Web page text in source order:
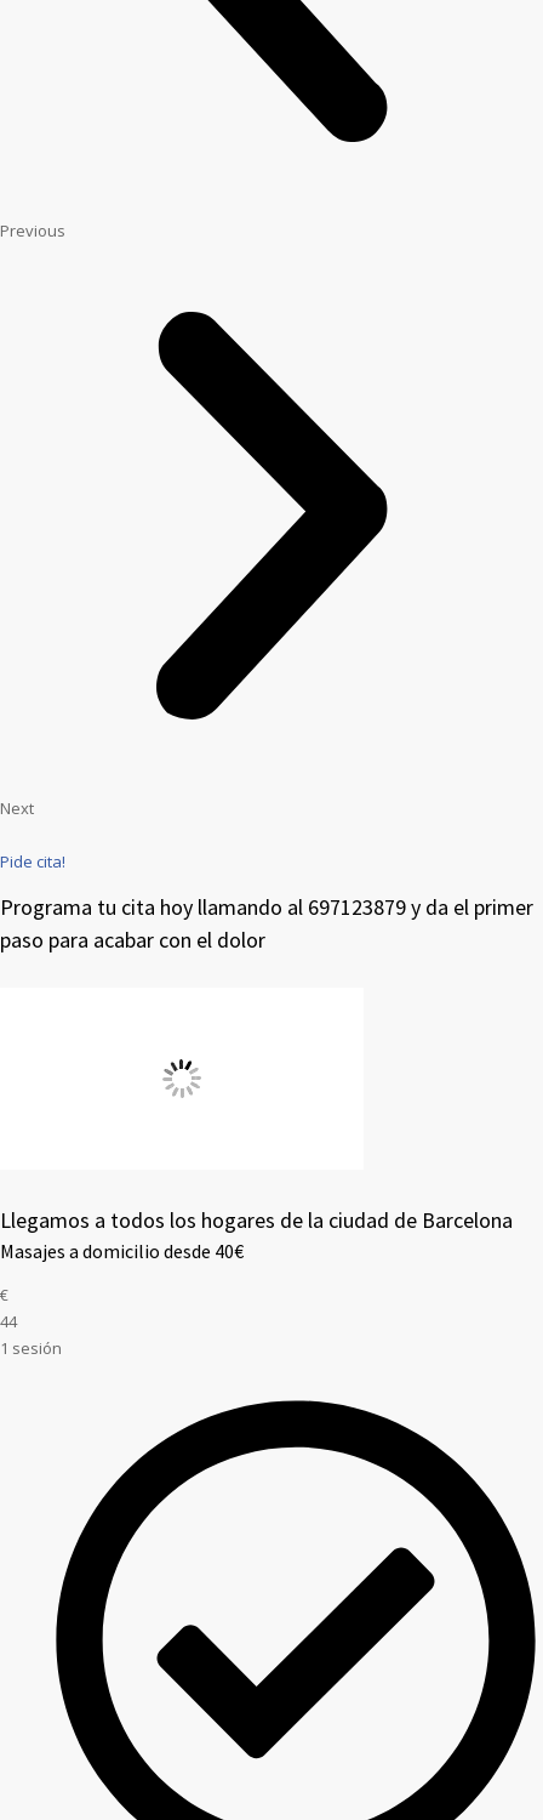
Previous
Next
Pide cita!
Programa tu cita hoy llamando al 697123879 y da el primer
paso para acabar con el dolor
Llegamos a todos los hogares de la ciudad de Barcelona
Masajes a domicilio desde 40€
€
44
1 sesión